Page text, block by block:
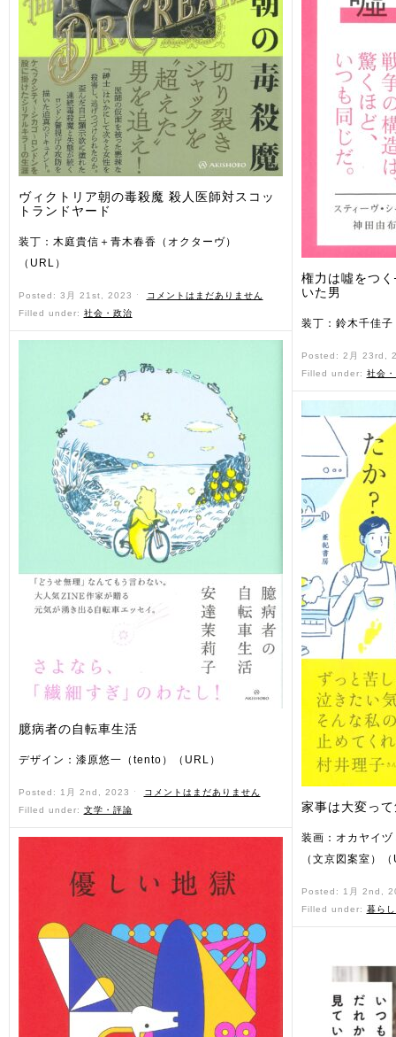
ヴィクトリア朝の毒殺魔 殺人医師対スコッ
トランドヤード
装丁：木庭貴信＋青木春香（オクターヴ）
（URL）
Posted: 3月 21st, 2023 ˑ
コメントはまだありません
Filled under: 社会・政治
臆病者の自転車生活
デザイン：漆原悠一（tento）（URL）
Posted: 1月 2nd, 2023 ˑ
コメントはまだありません
Filled under: 文学・評論
権力は噓をつ
いた男
装丁：鈴木千佳
Posted: 2月 23rd,
Filled under: 社会
家事は大変っ
装画：オカヤイ
（文京図案室）
Posted: 1月 2nd,
Filled under: 暮ら